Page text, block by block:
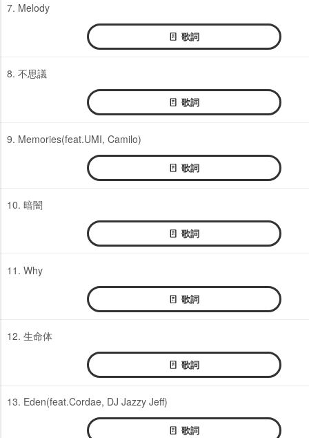
7. Melody
歌詞
8. 不思議
歌詞
9. Memories(feat.UMI, Camilo)
歌詞
10. 暗闇
歌詞
11. Why
歌詞
12. 生命体
歌詞
13. Eden(feat.Cordae, DJ Jazzy Jeff)
歌詞